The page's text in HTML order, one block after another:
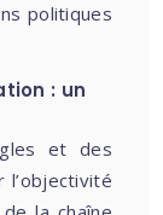
politiques
: un
et des
l’objectivité